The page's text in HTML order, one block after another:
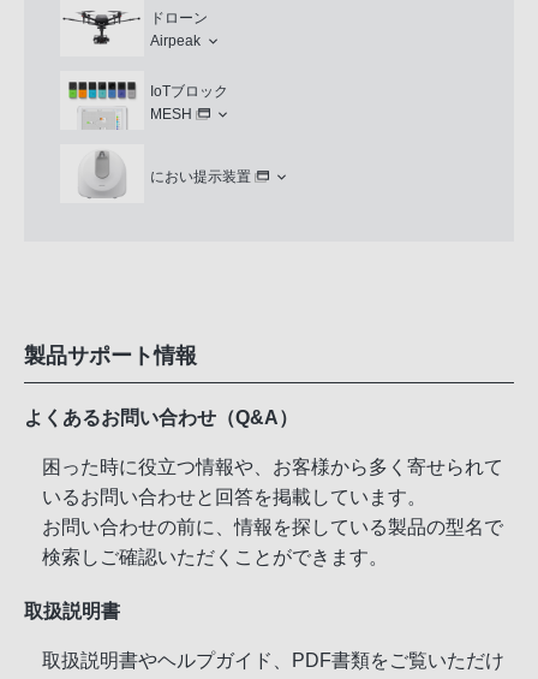
ドローン
Airpeak
IoTブロック
MESH
におい提示装置
製品サポート情報
よくあるお問い合わせ（Q&A）
困った時に役立つ情報や、お客様から多く寄せられて
いるお問い合わせと回答を掲載しています。
お問い合わせの前に、情報を探している製品の型名で
検索しご確認いただくことができます。
取扱説明書
取扱説明書やヘルプガイド、PDF書類をご覧いただけ